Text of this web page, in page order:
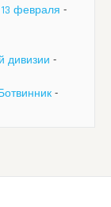
февраля -
дивизии -
-